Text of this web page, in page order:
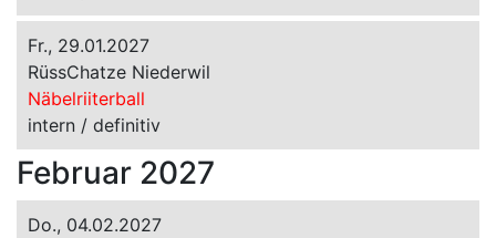
Fr., 29.01.2027
RüssChatze Niederwil
Näbelriiterball
intern / definitiv
Februar 2027
Do., 04.02.2027